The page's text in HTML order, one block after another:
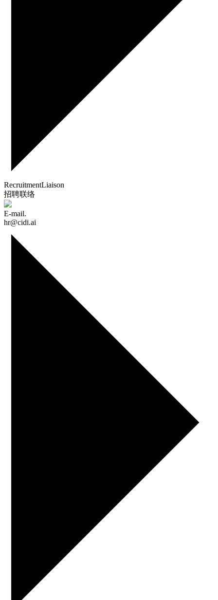
RecruitmentLiaison
招聘联络
E-mail.
hr@cidi.ai